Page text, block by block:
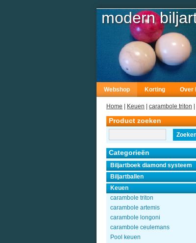
modern
Webshop Korting Over
Home Keuen carambole triton
Product zoeken
Categorieën
Biljartboek diamond systeem
Biljartballen
Keuen
carambole triton
carambole artemis
carambole longoni
carambole ceulemans
Pool keuen